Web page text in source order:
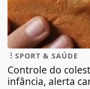
SPORT & SAÚDE
Controle do
infância, alerta